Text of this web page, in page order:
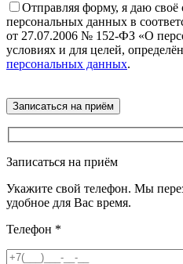
Отправляя форму, я даю своё
персональных данных в
от 27.07.2006 № 152-ФЗ «О
условиях и для целей,
персональных данных.
Записаться на приём
Укажите свой телефон. Мы
удобное для Вас время.
Телефон *